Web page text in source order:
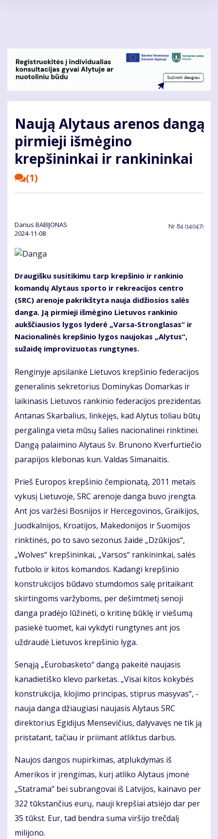
Naują Alytaus arenos dangą
pirmieji išmėgino
krepšininkai ir rankininkai
(1)
Darius BABIJONAS
2024-11-08
Nr. 84 (14047)
Draugišku susitikimu tarp krepšinio ir rankinio
komandų Alytaus sporto ir rekreacijos centro
(SRC) arenoje pakrikštyta nauja didžiosios salės
danga. Ją pirmieji išmėgino Lietuvos rankinio
aukščiausios lygos lyderė „Varsa-Stronglasas“ ir
Nacionalinės krepšinio lygos naujokas „Alytus“,
sužaidę improvizuotas rungtynes.
Renginyje apsilankė Lietuvos krepšinio federacijos
generalinis sekretorius Dominykas Domarkas ir
laikinasis Lietuvos rankinio federacijos prezidentas
Antanas Skarbalius, linkėjęs, kad Alytus toliau būtų
pergalinga vieta mūsų šalies nacionalinei rinktinei.
Dangą palaimino Alytaus šv. Brunono Kverfurtiečio
parapijos klebonas kun. Valdas Simanaitis.
Prieš Europos krepšinio čempionatą, 2011 metais
vykusį Lietuvoje, SRC arenoje danga buvo įrengta.
Ant jos varžėsi Bosnijos ir Hercegovinos, Graikijos,
Juodkalnijos, Kroatijos, Makedonijos ir Suomijos
rinktinės, po to savo sezonus žaidė „Dzūkijos“,
„Wolves“ krepšininkai, „Varsos“ rankininkai, salės
futbolo ir kitos komandos. Kadangi krepšinio
konstrukcijos būdavo stumdomos salę pritaikant
skirtingoms varžyboms, per dešimtmetį senoji
danga pradėjo lūžinėti, o kritinę būklę ir viešumą
pasiekė tuomet, kai vykdyti rungtynes ant jos
uždraudė Lietuvos krepšinio lyga.
Senąją „Eurobasketo“ dangą pakeitė naujasis
kanadietiško klevo parketas. „Visai kitos kokybės
konstrukcija, klojimo principas, stiprus masyvas“, -
nauja danga džiaugiasi naujasis Alytaus SRC
direktorius Egidijus Mensevičius, dalyvavęs ne tik ją
pristatant, tačiau ir priimant atliktus darbus.
Naujos dangos nupirkimas, atplukdymas iš
Amerikos ir įrengimas, kurį atliko Alytaus įmonė
„Statrama” bei subrangovai iš Latvijos, kainavo per
322 tūkstančius eurų, nauji krepšiai atsiėjo dar per
35 tūkst. Eur, tad bendra suma viršijo trečdalį
milijono.